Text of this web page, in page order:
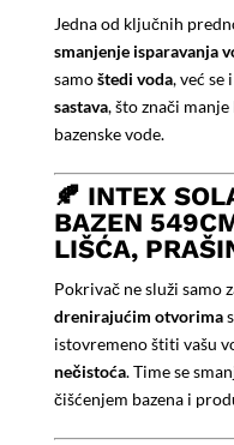
Jedna od ključnih
smanjenje isparavanja
samoštedi voda, već se i
sastava, što znači
bazenske vode.
🍂 INTEX
BAZEN
LIŠĆA,
Pokrivač ne služi samo
drenirajućim otvorima
istovremeno štiti vašu
nečistoća. Time se
čišćenjem bazena i